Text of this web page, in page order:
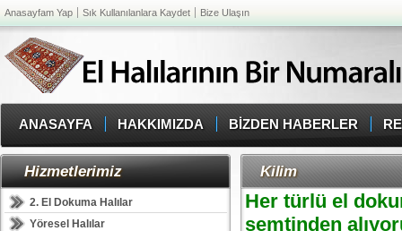
Anasayfam Yap Sık Kullanılanlara Kaydet Bize Ulaşın
ANASAYFA HAKKIMIZDA BİZDEN HABERLER
Hizmetlerimiz
2. El Dokuma Halılar
Yöresel Halılar
Kilim
Her türlü el
semtinden